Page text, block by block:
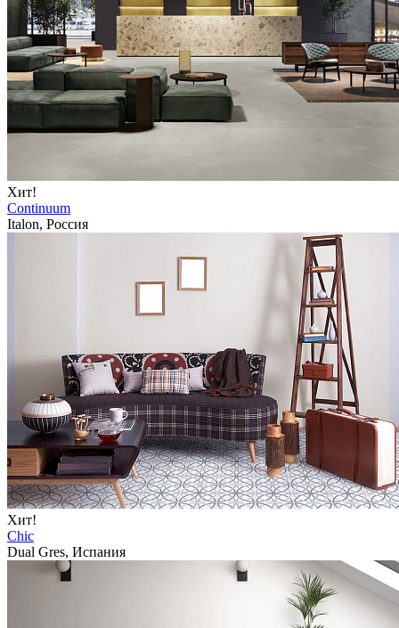
Хит!
Continuum
Italon, Россия
Хит!
Chic
Dual Gres, Испания